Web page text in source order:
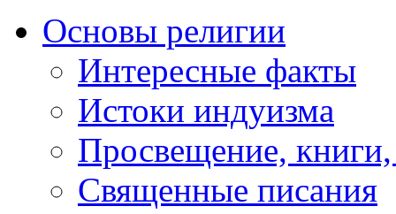
Основы религии
Интересные факты
Истоки индуизма
Просвещение, книги,
Священные писания